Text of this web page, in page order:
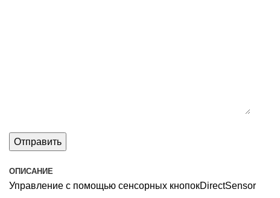
ОПИСАНИЕ
Управление с помощью сенсорных кнопокDirectSensor